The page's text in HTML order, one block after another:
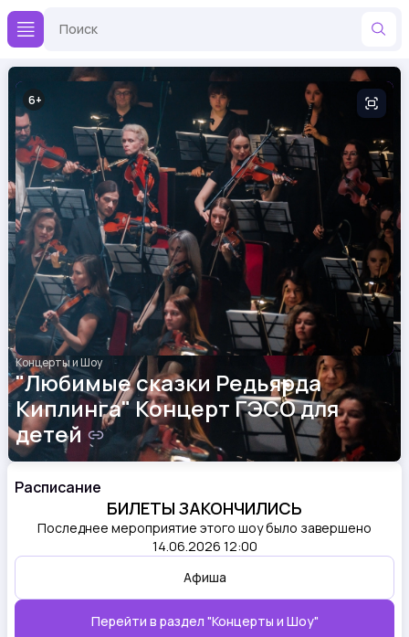
6
Концерты и Шоу
"Любимые сказки Редьярда
Киплинга" Концерт ГЭСО для
детей
Расписание
БИЛЕТЫ ЗАКОНЧИЛИСЬ
Последнее мероприятие этого шоу было завершено
14.06.2026 12:00
Афиша
Перейти в раздел "Концерты и Шоу"